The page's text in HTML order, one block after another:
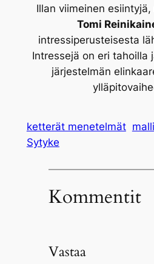
Illan viimeinen
Tomi
intressiperusteisesta
Intressejä on eri tahoilla
järjestelmän
ketterät menetelmät
Sytyke
Kommentit
Vastaa